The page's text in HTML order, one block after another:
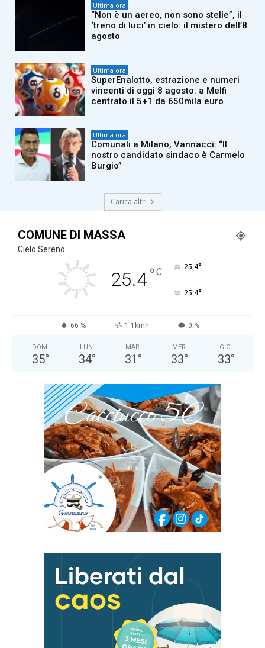
Ultima ora
“Non è un aereo, non sono stelle”, il
‘treno di luci’ in cielo: il mistero dell’8
agosto
Ultima ora
SuperEnalotto, estrazione e numeri
vincenti di oggi 8 agosto: a Melfi
centrato il 5+1 da 650mila euro
Ultima ora
Comunali a Milano, Vannacci: “Il
nostro candidato sindaco è Carmelo
Burgio”
Carica altri
COMUNE DI MASSA
Cielo Sereno
25.4°C 25.4°
25.4°
66 % 1.1kmh 0 %
DOM
35°
LUN
34°
MAR
31 °
MER
33°
GIO
33°